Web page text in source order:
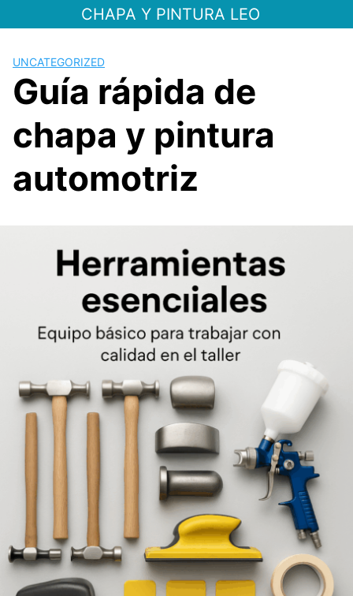
al
CHAPA Y PINTURA LEO
UNCATEGORIZED
Guía rápida de
chapa y pintura
automotriz